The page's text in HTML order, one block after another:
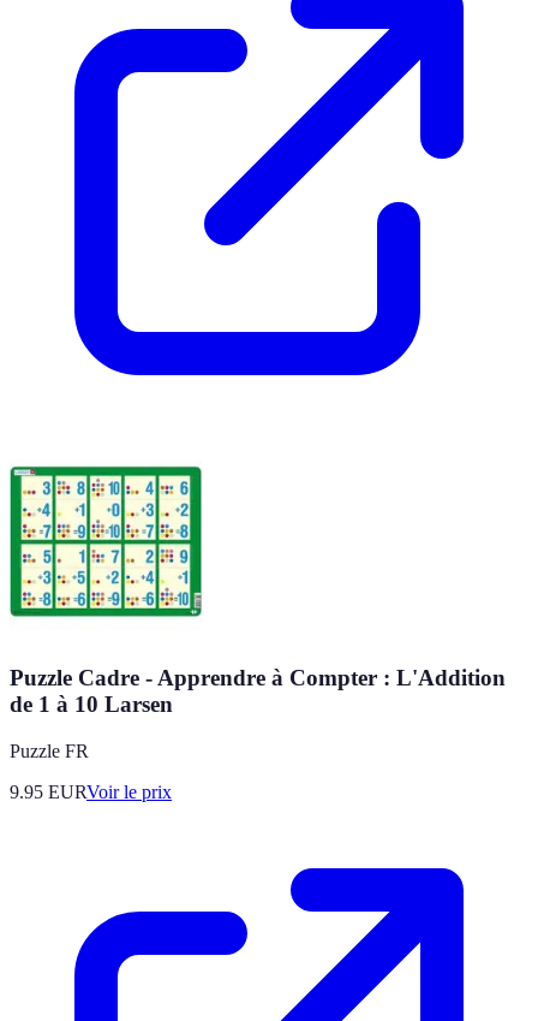
Puzzle Cadre - Apprendre à Compter : L'Addition
de 1 à 10 Larsen
Puzzle FR
9.95 EURVoir le prix